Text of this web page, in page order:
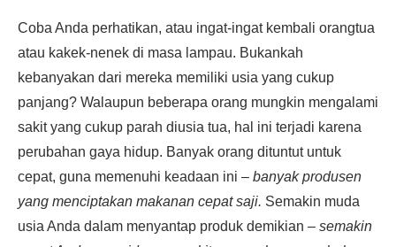
Coba Anda perhatikan, atau ingat-ingat kembali orangtua
atau kakek-nenek di masa lampau. Bukankah
kebanyakan dari mereka memiliki usia yang cukup
panjang? Walaupun beberapa orang mungkin mengalami
sakit yang cukup parah diusia tua, hal ini terjadi karena
perubahan gaya hidup. Banyak orang dituntut untuk
cepat, guna memenuhi keadaan ini – banyak produsen
yang menciptakan makanan cepat saji. Semakin muda
usia Anda dalam menyantap produk demikian – semakin